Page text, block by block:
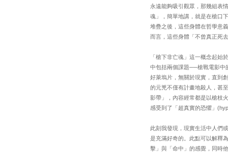
永遠能夠吸引觀眾，那幾組表
魂」，簡單地講，就是在槍口
堆疊之後，這些身體在哲學意
而言，這些身體「不曾真正死
「槍下非亡魂」這一概念起始
中包括兩個課題──槍戰電影中
好萊塢片，無關於現實，直到
的元兇不僅有計畫地殺人，甚
影帶」，內容經常都是以槍枝
感受到了「超真實的恐懼」
此刻我發現，現實生活中人們
是充滿好奇的。此點可以解釋
擊」與「命中」的感覺，同時